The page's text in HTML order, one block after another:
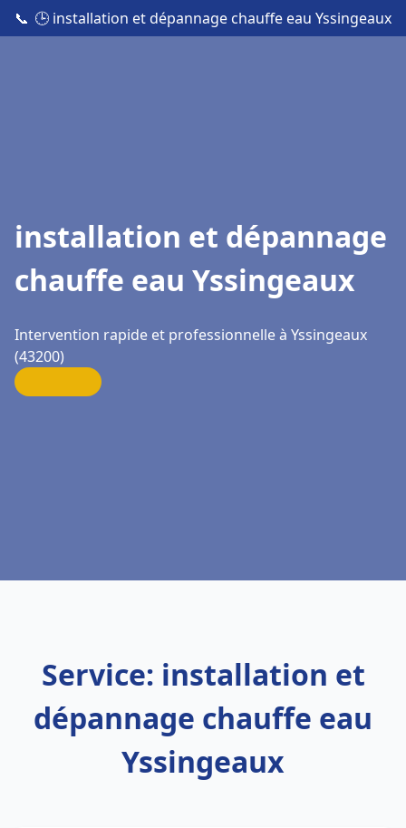
📞 🕒 installation et dépannage chauffe eau Yssingeaux
installation et dépannage
chauffe eau Yssingeaux
Intervention rapide et professionnelle à Yssingeaux
(43200)
Service: installation et
dépannage chauffe eau
Yssingeaux